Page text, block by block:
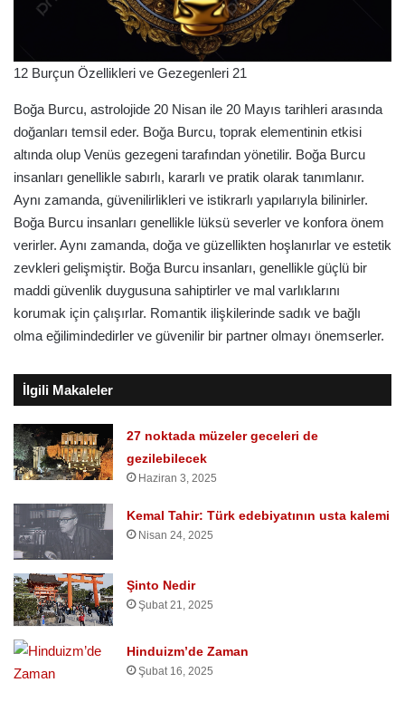
12 Burçun Özellikleri ve Gezegenleri 21
Boğa Burcu, astrolojide 20 Nisan ile 20 Mayıs tarihleri arasında
doğanları temsil eder. Boğa Burcu, toprak elementinin etkisi
altında olup Venüs gezegeni tarafından yönetilir. Boğa Burcu
insanları genellikle sabırlı, kararlı ve pratik olarak tanımlanır.
Aynı zamanda, güvenilirlikleri ve istikrarlı yapılarıyla bilinirler.
Boğa Burcu insanları genellikle lüksü severler ve konfora önem
verirler. Aynı zamanda, doğa ve güzellikten hoşlanırlar ve estetik
zevkleri gelişmiştir. Boğa Burcu insanları, genellikle güçlü bir
maddi güvenlik duygusuna sahiptirler ve mal varlıklarını
korumak için çalışırlar. Romantik ilişkilerinde sadık ve bağlı
olma eğilimindedirler ve güvenilir bir partner olmayı önemserler.
İlgili Makaleler
27 noktada müzeler geceleri de
gezilebilecek
Haziran 3, 2025
Kemal Tahir: Türk edebiyatının usta kalemi
Nisan 24, 2025
Şinto Nedir
Şubat 21, 2025
Hinduizm’de Zaman
Şubat 16, 2025